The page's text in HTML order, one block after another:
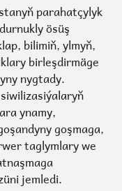
parahatçylyk
ösüş
bilimiň, ylmyň,
birleşdirmäge
nygtady.
ynamy,
goşmaga,
taglymlary we
jemledi.